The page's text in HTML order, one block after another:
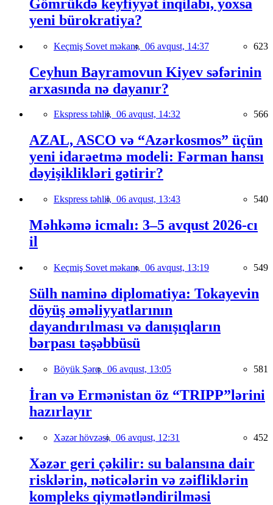
Gömrükdə keyfiyyət inqilabı, yoxsa
yeni bürokratiya?
Keçmiş Sovet məkanı, 06 avqust, 14:37 623
Ceyhun Bayramovun Kiyev səfərinin
arxasında nə dayanır?
Ekspress təhlil, 06 avqust, 14:32 566
AZAL, ASCO və “Azərkosmos” üçün
yeni idarəetmə modeli: Fərman hansı
dəyişiklikləri gətirir?
Ekspress təhlil, 06 avqust, 13:43 540
Məhkəmə icmalı: 3–5 avqust 2026-cı
il
Keçmiş Sovet məkanı, 06 avqust, 13:19 549
Sülh naminə diplomatiya: Tokayevin
döyüş əməliyyatlarının
dayandırılması və danışıqların
bərpası təşəbbüsü
Böyük Şərq, 06 avqust, 13:05 581
İran və Ermənistan öz “TRIPP”lərini
hazırlayır
Xəzər hövzəsi, 06 avqust, 12:31 452
Xəzər geri çəkilir: su balansına dair
risklərin, nəticələrin və zəifliklərin
kompleks qiymətləndirilməsi